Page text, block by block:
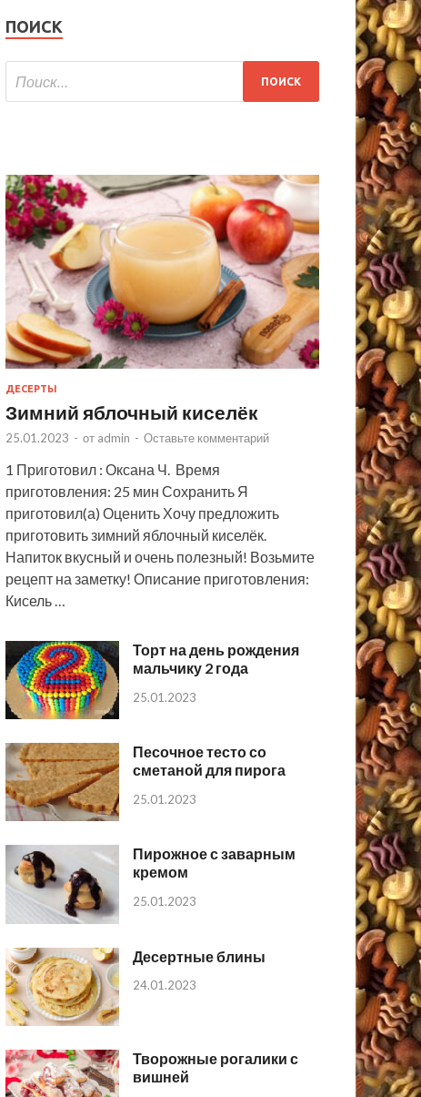
ПОИСК
ДЕСЕРТЫ
Зимний яблочный киселёк
25.01.2023 - от admin - Оставьте комментарий
1 Приготовил : Оксана Ч. Время
приготовления: 25 мин Сохранить Я
приготовил(а) Оценить Хочу предложить
приготовить зимний яблочный киселёк.
Напиток вкусный и очень полезный! Возьмите
рецепт на заметку! Описание приготовления:
Кисель …
Торт на день рождения
мальчику 2 года
25.01.2023
Песочное тесто со
сметаной для пирога
25.01.2023
Пирожное с заварным
кремом
25.01.2023
Десертные блины
24.01.2023
Творожные рогалики с
вишней